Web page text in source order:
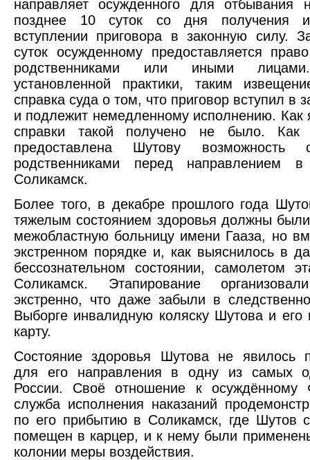
направляет осужденного для отбывания
позднее 10 суток со дня получения
вступлении приговора в законную силу.
суток осужденному предоставляется
родственниками или иными
установленной практики, таким
справка суда о том, что приговор вступил в
и подлежит немедленному исполнению. Как
справки такой получено не было.
предоставлена Шутову возможность
родственниками перед направлением
Соликамск.
Более того, в декабре прошлого года
тяжелым состоянием здоровья должны
межобластную больницу имени Гааза, но
экстренном порядке и, как выяснилось в
бессознательном состоянии, самолетом
Соликамск. Этапирование
экстренно, что даже забыли в
Выборге инвалидную коляску Шутова и его
карту.
Состояние здоровья Шутова не явилось
для его направления в одну из самых
России. Своё отношение к осуждённому
служба исполнения наказаний
по его прибытию в Соликамск, где Шутов
помещен в карцер, и к нему были
колонии меры воздействия.